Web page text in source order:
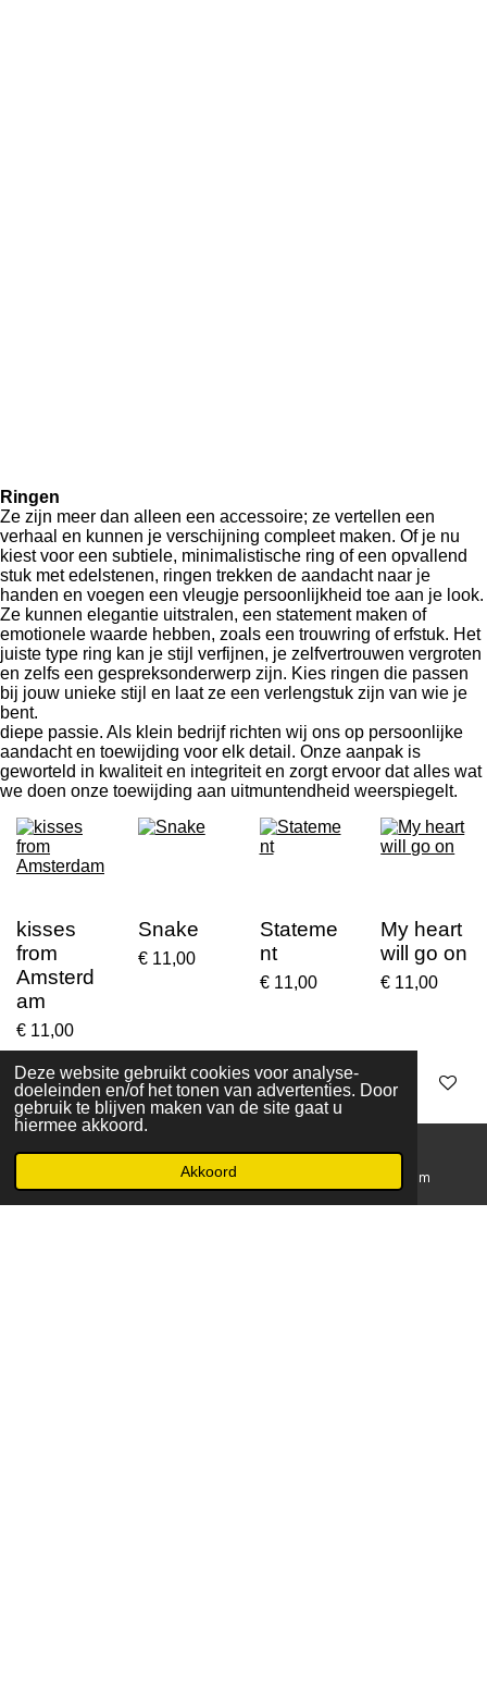
Deze website gebruikt cookies voor analyse-
doeleinden en/of het tonen van advertenties. Door
gebruik te blijven maken van de site gaat u
hiermee akkoord.
Akkoord
Ringen
Ze zijn meer dan alleen een accessoire; ze vertellen een
verhaal en kunnen je verschijning compleet maken. Of je nu
kiest voor een subtiele, minimalistische ring of een opvallend
stuk met edelstenen, ringen trekken de aandacht naar je
handen en voegen een vleugje persoonlijkheid toe aan je look.
Ze kunnen elegantie uitstralen, een statement maken of
emotionele waarde hebben, zoals een trouwring of erfstuk. Het
juiste type ring kan je stijl verfijnen, je zelfvertrouwen vergroten
en zelfs een gespreksonderwerp zijn. Kies ringen die passen
bij jouw unieke stijl en laat ze een verlengstuk zijn van wie je
bent.
diepe passie. Als klein bedrijf richten wij ons op persoonlijke
aandacht en toewijding voor elk detail. Onze aanpak is
geworteld in kwaliteit en integriteit en zorgt ervoor dat alles wat
we doen onze toewijding aan uitmuntendheid weerspiegelt.
kisses
from
Amsterd
am
€ 11,00
In winkelwagen
Snake
€ 11,00
In winkelwagen
Stateme
nt
€ 11,00
In winkelwagen
My heart
will go on
€ 11,00
In
Kaart Instagram